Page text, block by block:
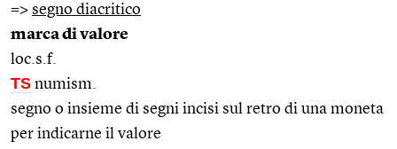
=> segno diacritico
marca di valore
loc.s.f.
TS numism.
segno o insieme di segni incisi sul retro di una moneta
per indicarne il valore